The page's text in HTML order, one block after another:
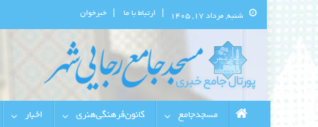
شنبه, مرداد ۱۷, ۱۴۰۵ ارتباط با ما خبرخوان
پورتال اطلاع‌رسانی مسجد
استان البرز
مسجدجامع
کانون‌فرهنگی‌هنری اخبار